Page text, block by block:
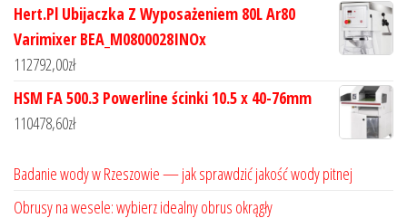
Hert.Pl Ubijaczka Z Wyposażeniem 80L Ar80
Varimixer BEA_M0800028INOx
112792,00zł
HSM FA 500.3 Powerline ścinki 10.5 x 40-76mm
110478,60zł
Badanie wody w Rzeszowie — jak sprawdzić jakość wody pitnej
Obrusy na wesele: wybierz idealny obrus okrągły